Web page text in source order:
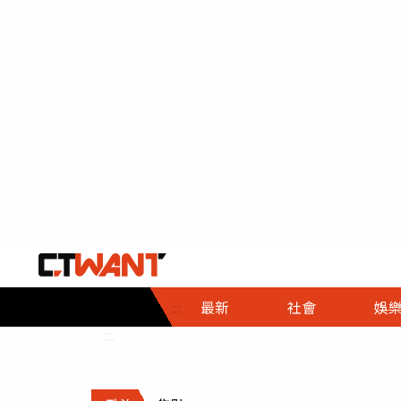
::: 最新 社會
社會首頁
時事
調查
娛樂
娛樂首頁
即時
財經首頁
熱線
政